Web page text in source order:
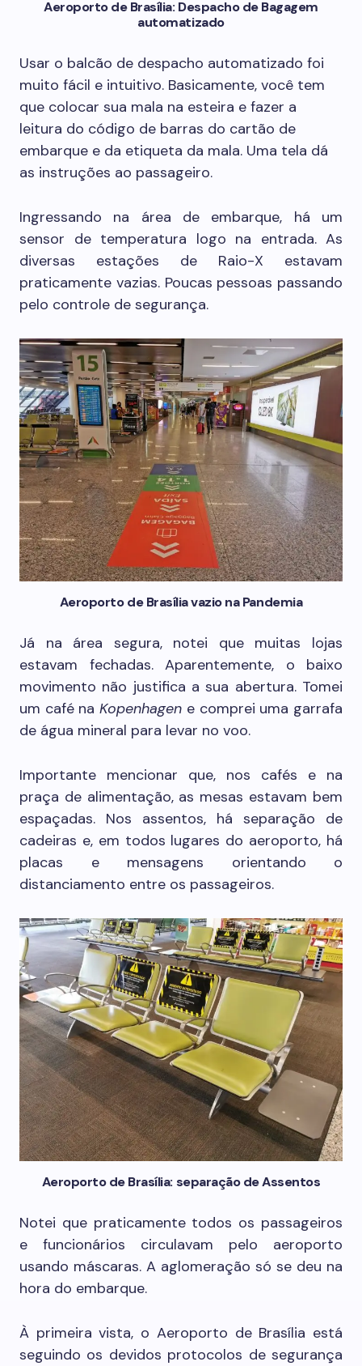
Aeroporto de Brasília: Despacho de Bagagem
automatizado
Usar o balcão de despacho automatizado foi
muito fácil e intuitivo. Basicamente, você tem
que colocar sua mala na esteira e fazer a
leitura do código de barras do cartão de
embarque e da etiqueta da mala. Uma tela dá
as instruções ao passageiro.
Ingressando na área de embarque, há um
sensor de temperatura logo na entrada. As
diversas estações de Raio-X estavam
praticamente vazias. Poucas pessoas passando
pelo controle de segurança.
Aeroporto de Brasília vazio na Pandemia
Já na área segura, notei que muitas lojas
estavam fechadas. Aparentemente, o baixo
movimento não justifica a sua abertura. Tomei
um café naKopenhagen e comprei uma garrafa
de água mineral para levar no voo.
Importante mencionar que, nos cafés e na
praça de alimentação, as mesas estavam bem
espaçadas. Nos assentos, há separação de
cadeiras e, em todos lugares do aeroporto, há
placas e mensagens orientando o
distanciamento entre os passageiros.
Aeroporto de Brasília: separação de Assentos
Notei que praticamente todos os passageiros
e funcionários circulavam pelo aeroporto
usando máscaras. A aglomeração só se deu na
hora do embarque.
À primeira vista, o Aeroporto de Brasília está
seguindo os devidos protocolos de segurança